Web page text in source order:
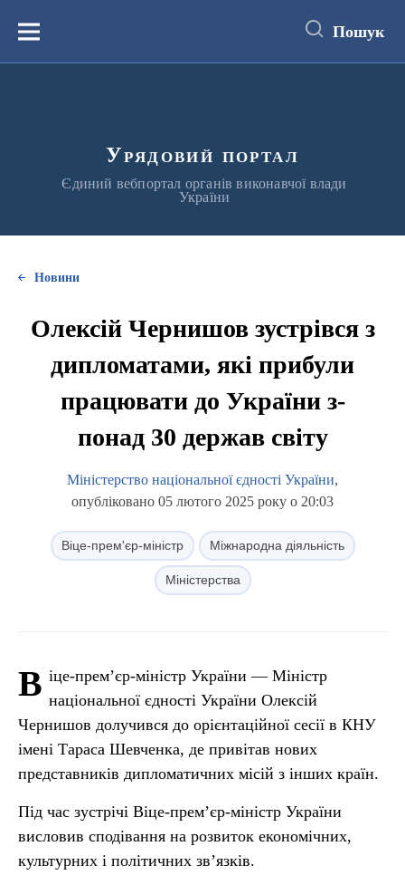
вмістуМеню Пошук
Урядовий портал
Єдиний вебпортал органів виконавчої влади
України
Новини
Олексій Чернишов зустрівся з
дипломатами, які прибули
працювати до України з-
понад 30 держав світу
Міністерство національної єдності України,
опубліковано 05 лютого 2025 року о 20:03
Віце-прем'єр-міністр Міжнародна діяльність
Міністерства
В іце-прем’єр-міністр України — Міністр
національної єдності України Олексій
Чернишов долучився до орієнтаційної сесії в КНУ
імені Тараса Шевченка, де привітав нових
представників дипломатичних місій з інших країн.
Під час зустрічі Віце-прем’єр-міністр України
висловив сподівання на розвиток економічних,
культурних і політичних зв’язків.